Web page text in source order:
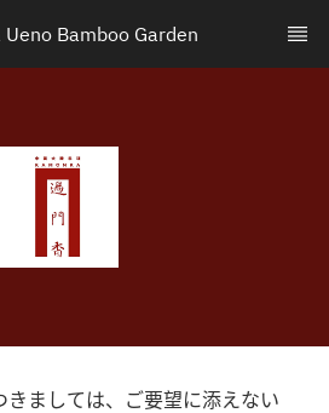
Ueno Bamboo Garden
ましては、ご要望に添えない